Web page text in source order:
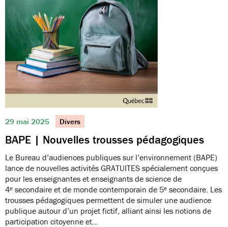
29 mai 2025 Divers
BAPE | Nouvelles trousses pédagogiques
Le Bureau d’audiences publiques sur l’environnement (BAPE)
lance de nouvelles activités GRATUITES spécialement conçues
pour les enseignantes et enseignants de science de
4ᵉ secondaire et de monde contemporain de 5ᵉ secondaire. Les
trousses pédagogiques permettent de simuler une audience
publique autour d’un projet fictif, alliant ainsi les notions de
participation citoyenne et…